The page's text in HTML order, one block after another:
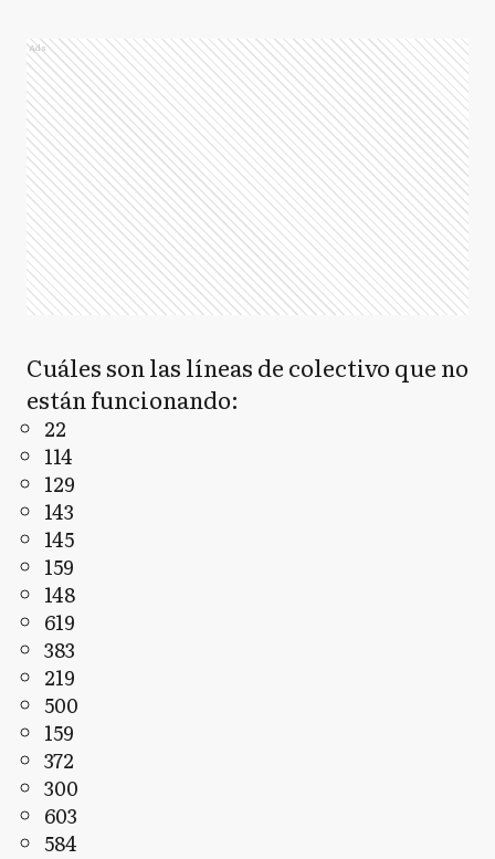
Ads
Cuáles son las líneas de colectivo que no
están funcionando:
22
114
129
143
145
159
148
619
383
219
500
159
372
300
603
584